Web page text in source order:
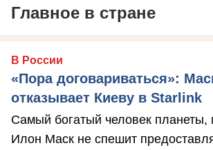
Главное в стране
В России
«Пора договариваться»:
отказывает Киеву в Starlink
Самый богатый человек
Илон Маск не спешит